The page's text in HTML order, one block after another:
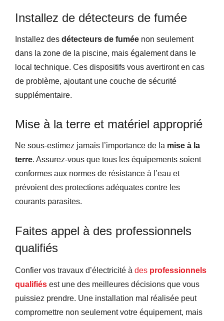
Installez de détecteurs de fumée
Installez des détecteurs de fumée non seulement
dans la zone de la piscine, mais également dans le
local technique. Ces dispositifs vous avertiront en cas
de problème, ajoutant une couche de sécurité
supplémentaire.
Mise à la terre et matériel approprié
Ne sous-estimez jamais l’importance de la mise à la
terre. Assurez-vous que tous les équipements soient
conformes aux normes de résistance à l’eau et
prévoient des protections adéquates contre les
courants parasites.
Faites appel à des professionnels
qualifiés
Confier vos travaux d’électricité à des professionnels
qualifiés est une des meilleures décisions que vous
puissiez prendre. Une installation mal réalisée peut
compromettre non seulement votre équipement, mais